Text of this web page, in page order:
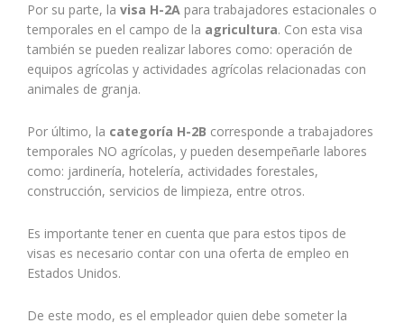
Por su parte, la visa H-2A para trabajadores estacionales o
temporales en el campo de la agricultura. Con esta visa
también se pueden realizar labores como: operación de
equipos agrícolas y actividades agrícolas relacionadas con
animales de granja.
Por último, la categoría H-2B corresponde a trabajadores
temporales NO agrícolas, y pueden desempeñarle labores
como: jardinería, hotelería, actividades forestales,
construcción, servicios de limpieza, entre otros.
Es importante tener en cuenta que para estos tipos de
visas es necesario contar con una oferta de empleo en
Estados Unidos.
De este modo, es el empleador quien debe someter la